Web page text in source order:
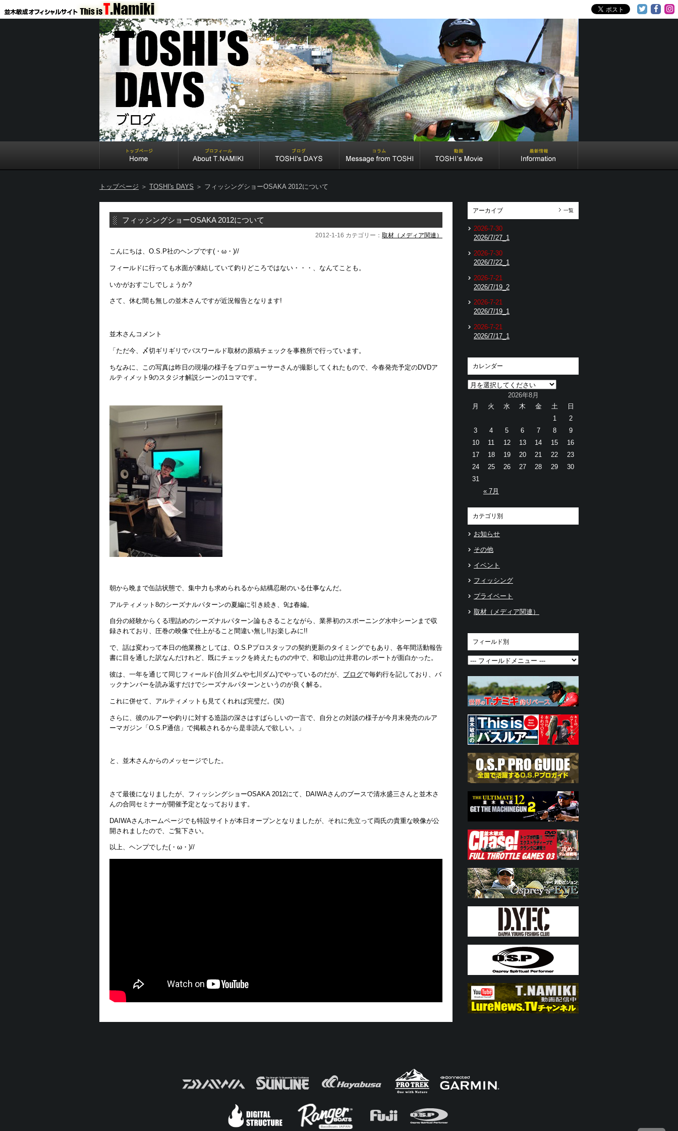
トップページ ＞ TOSHI's DAYS ＞ フィッシングショーOSAKA 2012について
フィッシングショーOSAKA 2012について
2012-1-16 カテゴリー： 取材（メディア関連）
こんにちは、O.S.P社のヘンプです(・ω・)//
フィールドに行っても水面が凍結していて釣りどころではない・・・、なんてことも。
いかがおすごしでしょうか?
さて、休む間も無しの並木さんですが近況報告となります!
並木さんコメント
「ただ今、〆切ギリギリでバスワールド取材の原稿チェックを事務所で行っています。
ちなみに、この写真は昨日の現場の様子をプロデューサーさんが撮影してくれたもので、今春発売予定のDVDア
ルティメット9のスタジオ解説シーンの1コマです。
朝から晩まで缶詰状態で、集中力も求められるから結構忍耐のいる仕事なんだ。
アルティメット8のシーズナルパターンの夏編に引き続き、9は春編。
自分の経験からくる理詰めのシーズナルパターン論もさることながら、業界初のスポーニング水中シーンまで収
録されており、圧巻の映像で仕上がること間違い無し!!お楽しみに!!
で、話は変わって本日の他業務としては、O.S.Pプロスタッフの契約更新のタイミングでもあり、各年間活動報告
書に目を通した訳なんだけれど、既にチェックを終えたものの中で、和歌山の辻井君のレポートが面白かった。
彼は、一年を通じて同じフィールド(合川ダムや七川ダム)でやっているのだが、 ブログで毎釣行を記しており、バ
ックナンバーを読み返すだけでシーズナルパターンというのが良く解る。
これに併せて、アルティメットも見てくれれば完璧だ。(笑)
さらに、彼のルアーや釣りに対する造詣の深さはすばらしいの一言で、自分との対談の様子が今月末発売のルア
ーマガジン「O.S.P通信」で掲載されるから是非読んで欲しい。」
と、並木さんからのメッセージでした。
さて最後になりましたが、フィッシングショーOSAKA 2012にて、DAIWAさんのブースで清水盛三さんと並木さ
んの合同セミナーが開催予定となっております。
DAIWAさんホームページでも特設サイトが本日オープンとなりましたが、それに先立って両氏の貴重な映像が公
開されましたので、ご覧下さい。
以上、ヘンプでした(・ω・)//
アーカイブ 一覧
2026-7-30
2026/7/27_1
2026-7-30
2026/7/22_1
2026-7-21
2026/7/19_2
2026-7-21
2026/7/19_1
2026-7-21
2026/7/17_1
カレンダー
2026年8月
月
火 水 木 金 土 日
« 7月
1
2
3
4 5 6 7 8
9
10
11 12 13 14 15
16
17
18 19 20 21 22
23
24
25 26 27 28 29
30
31
カテゴリ別
お知らせ
その他
イベント
フィッシング
プライベート
取材（メディア関連）
フィールド別